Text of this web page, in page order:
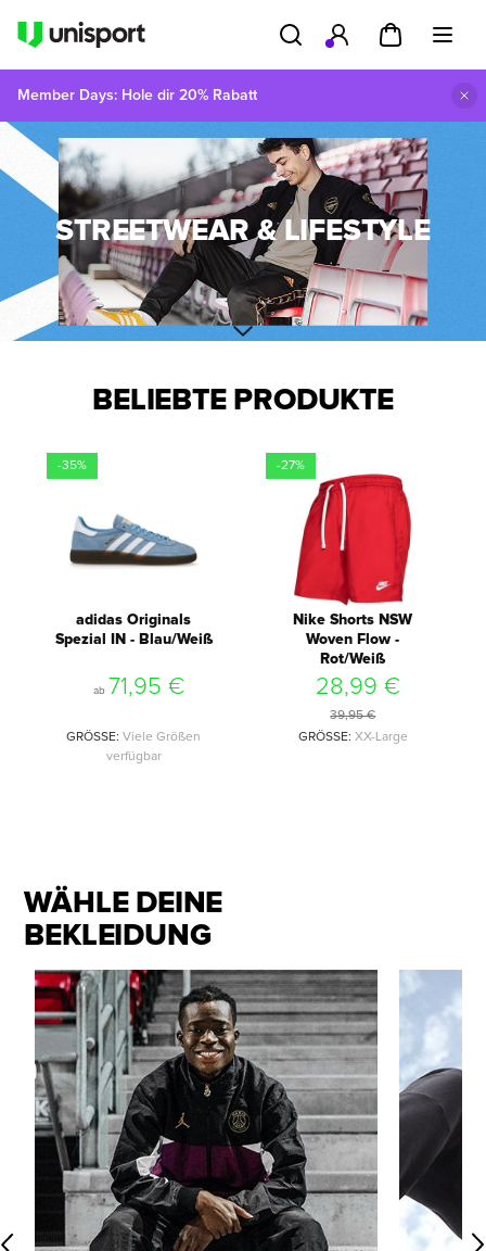
Member Days: Hole dir 20% Rabatt
STREETWEAR & LIFESTYLE
BELIEBTE PRODUKTE
-35%
adidas Originals
Spezial IN - Blau/Weiß
ab 71,95 €
GRÖSSE:Viele Größen
verfügbar
-27%
Nike Shorts NSW
Woven Flow -
Rot/Weiß
28,99 €
39,95 €
GRÖSSE: XX-Large
WÄHLE DEINE
BEKLEIDUNG